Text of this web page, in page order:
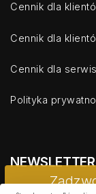
Cennik dla
Cennik dla
Cennik dla
Polityka
NEWSLETTER